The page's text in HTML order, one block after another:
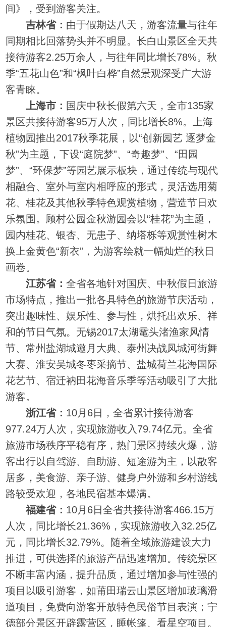
间》，受到游客关注。
吉林省： 由于假期达八天，游客流量与往年
同期相比回落势头并不明显。长白山景区全天共
接待游客2.25万余人，与往年同比增长78%。秋
季“五花山色”和“枫叶白桦”自然景观深受广大游
客青睐。
上海市： 国庆中秋长假第六天，全市135家
景区共接待游客95万人次，同比增长8%。上海
植物园推出2017秋季花展，以“创新园艺 逐梦金
秋”为主题，下设“庭院梦”、“奇趣梦”、“田园
梦”、“环保梦”等园艺展示板块，通过传统与现代
相融合、室外与室内相呼应的形式，灵活选用菊
花、桂花及其他秋季特色观赏植物，营造节日欢
乐氛围。顾村公园金秋游园会以“桂花”为主题，
园内桂花、银杏、无患子、纳塔栎等观赏性树木
换上金黄色“新衣”，为游客绘就一幅灿烂的秋日
画卷。
江苏省：全省各地针对国庆、中秋假日旅游
市场特点，推出一批各具特色的旅游节庆活动，
突出趣味性、娱乐性、参与性，烘托出欢乐、祥
和的节日气氛。无锡2017太湖鼋头渚渔家风情
节、常州盐湖城邀月大典、泰州决战凤城河街舞
大赛、淮安吴城冬枣采摘节、盐城荷兰花海国际
花艺节、宿迁衲田花海音乐季等活动吸引了大批
游客。
浙江省： 10月6日，全省累计接待游客
977.24万人次，实现旅游收入79.74亿元。全省
旅游市场秩序平稳有序，热门景区持续火爆，游
客出行以自驾游、自助游、短途游为主，以散客
居多，美食游、亲子游、健身户外游和乡村游线
路较受欢迎，各地民宿基本爆满。
福建省： 10月6日全省共接待游客466.15万
人次，同比增长21.36%，实现旅游收入32.25亿
元，同比增长32.79%。随着全域旅游建设大力
推进，可供选择的旅游产品迅速增加。传统景区
不断丰富内涵，提升品质，通过增加参与性强的
项目以吸引游客，如莆田瑞云山景区增加玻璃滑
道项目，免费向游客开放特色民俗节目表演；宁
德部分景区开辟露营区，睡帐篷、看星空项目。